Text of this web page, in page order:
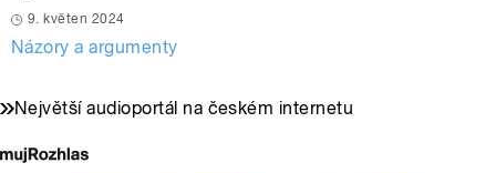
9. květen 2024
Názory a argumenty
Největší audioportál na českém internetu